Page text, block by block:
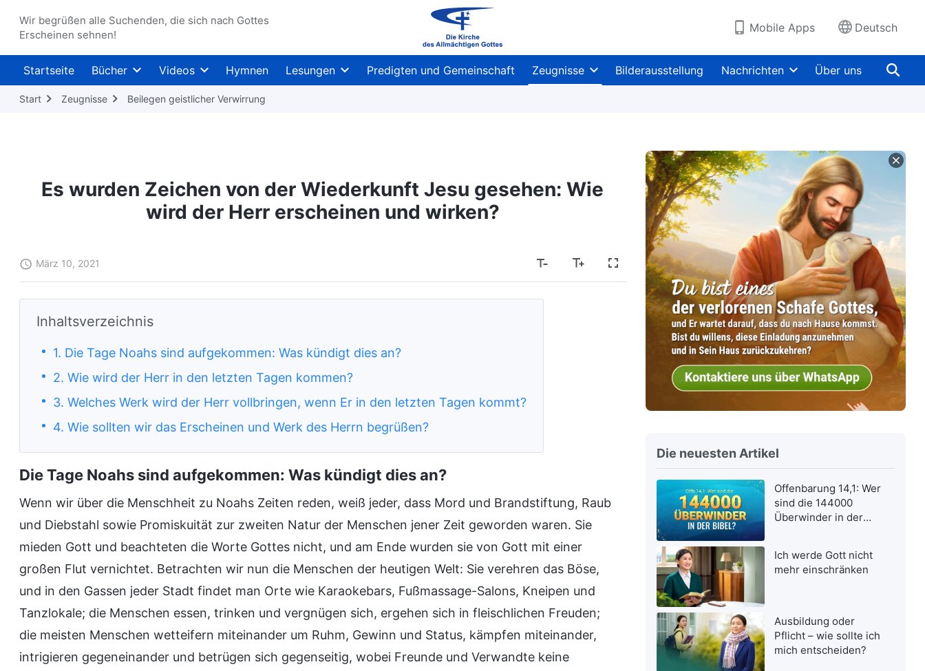
Wir begrüßen alle Suchenden, die sich nach Gottes
Erscheinen sehnen!
Mobile Apps Deutsch
Startseite Bücher Videos Hymnen Lesungen Predigten und Gemeinschaft Zeugnisse Bilderausstellung Nachrichten Über uns
Start Zeugnisse Beilegen geistlicher Verwirrung
Es wurden Zeichen von der Wiederkunft Jesu gesehen: Wie
wird der Herr erscheinen und wirken?
März 10, 2021
Inhaltsverzeichnis
1. Die Tage Noahs sind aufgekommen: Was kündigt dies an?
2. Wie wird der Herr in den letzten Tagen kommen?
3. Welches Werk wird der Herr vollbringen, wenn Er in den letzten Tagen kommt?
4. Wie sollten wir das Erscheinen und Werk des Herrn begrüßen?
Die Tage Noahs sind aufgekommen: Was kündigt dies an?
Wenn wir über die Menschheit zu Noahs Zeiten reden, weiß jeder, dass Mord und Brandstiftung, Raub
und Diebstahl sowie Promiskuität zur zweiten Natur der Menschen jener Zeit geworden waren. Sie
mieden Gott und beachteten die Worte Gottes nicht, und am Ende wurden sie von Gott mit einer
großen Flut vernichtet. Betrachten wir nun die Menschen der heutigen Welt: Sie verehren das Böse,
und in den Gassen jeder Stadt findet man Orte wie Karaokebars, Fußmassage-Salons, Kneipen und
Tanzlokale; die Menschen essen, trinken und vergnügen sich, ergehen sich in fleischlichen Freuden;
die meisten Menschen wetteifern miteinander um Ruhm, Gewinn und Status, kämpfen miteinander,
intrigieren gegeneinander und betrügen sich gegenseitig, wobei Freunde und Verwandte keine
Die neuesten Artikel
Offenbarung 14,1: Wer
sind die 144000
Überwinder in der
Ich werde Gott nicht
mehr einschränken
Ausbildung oder
Pflicht – wie sollte ich
mich entscheiden?